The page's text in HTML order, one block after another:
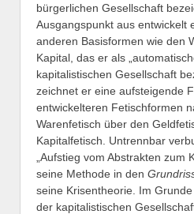
bürgerlichen Gesellschaft
Ausgangspunkt aus entwickelt
anderen Basisformen wie den
Kapital, das er als
kapitalistischen Gesellschaft
zeichnet er eine aufsteigende
entwickelteren Fetischformen
Warenfetisch über den
Kapitalfetisch. Untrennbar
„Aufstieg vom Abstrakten zum
seine Methode in den
seine Krisentheorie. Im
der kapitalistischen